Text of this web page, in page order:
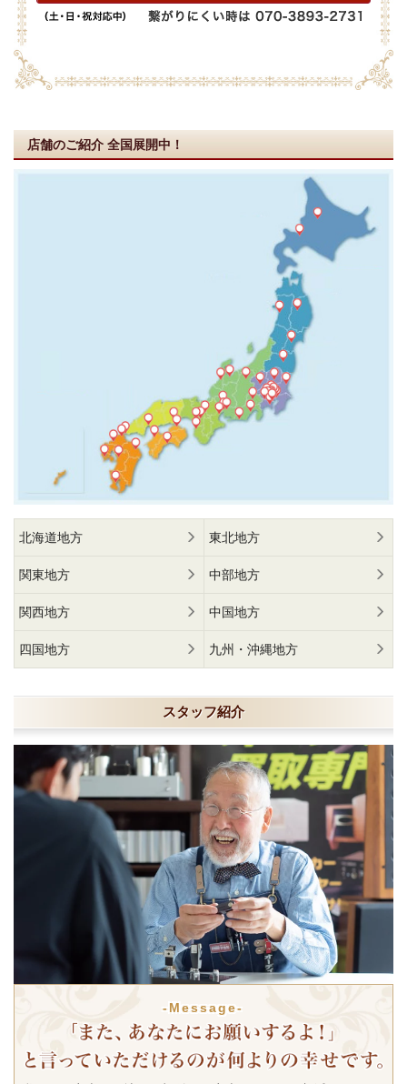
店舗のご紹介 全国展開中！
北海道地方 東北地方
関東地方 中部地方
関西地方 中国地方
四国地方 九州・沖縄地方
スタッフ紹介
-Message-